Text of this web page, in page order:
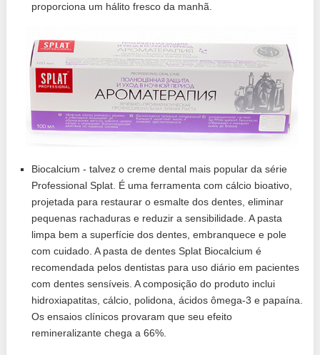
proporciona um hálito fresco da manhã.
Biocalcium - talvez o creme dental mais popular da série
Professional Splat. É uma ferramenta com cálcio bioativo,
projetada para restaurar o esmalte dos dentes, eliminar
pequenas rachaduras e reduzir a sensibilidade. A pasta
limpa bem a superfície dos dentes, embranquece e pole
com cuidado. A pasta de dentes Splat Biocalcium é
recomendada pelos dentistas para uso diário em pacientes
com dentes sensíveis. A composição do produto inclui
hidroxiapatitas, cálcio, polidona, ácidos ômega-3 e papaína.
Os ensaios clínicos provaram que seu efeito
remineralizante chega a 66%.